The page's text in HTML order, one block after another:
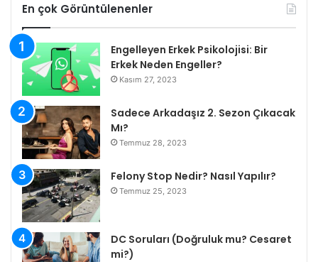
En çok Görüntülenenler
Engelleyen Erkek Psikolojisi: Bir
Erkek Neden Engeller?
Kasım 27, 2023
Sadece Arkadaşız 2. Sezon Çıkacak
Mı?
Temmuz 28, 2023
Felony Stop Nedir? Nasıl Yapılır?
Temmuz 25, 2023
DC Soruları (Doğruluk mu? Cesaret
mi?)